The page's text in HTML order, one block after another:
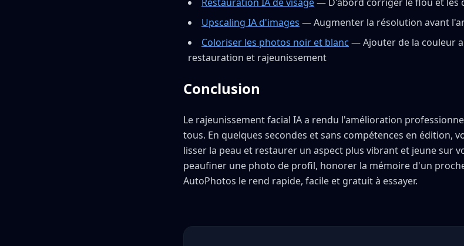
Upscaling IA d'images — Augmenter la résolution avant
Coloriser les photos noir et blanc — Ajouter de la couleur
restauration et rajeunissement
Conclusion
Le rajeunissement facial IA a rendu l'amélioration
tous. En quelques secondes et sans compétences en édition,
lisser la peau et restaurer un aspect plus vibrant et jeune sur
peaufiner une photo de profil, honorer la mémoire d'un
AutoPhotos le rend rapide, facile et gratuit à essayer.